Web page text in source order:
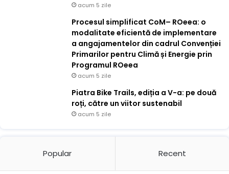
acum 5 zile
Procesul simplificat CoM– ROeea: o
modalitate eficientă de implementare
a angajamentelor din cadrul Convenției
Primarilor pentru Climă și Energie prin
Programul ROeea
acum 5 zile
Piatra Bike Trails, ediția a V-a: pe două
roți, către un viitor sustenabil
acum 5 zile
Popular Recent